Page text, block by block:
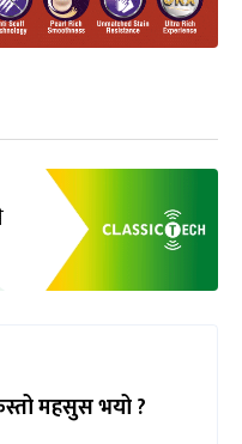
महसुस भयो ?